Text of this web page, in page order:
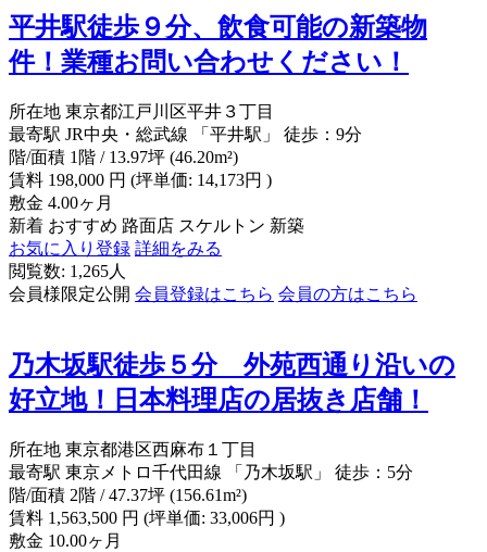
平井駅徒歩９分、飲食可能の新築物
件！業種お問い合わせください！
所在地 東京都江戸川区平井３丁目
最寄駅 JR中央・総武線 「平井駅」 徒歩：9分
階/面積 1階 / 13.97坪 (46.20m²)
賃料 198,000 円 (坪単価: 14,173円 )
敷金 4.00ヶ月
新着 おすすめ 路面店 スケルトン 新築
お気に入り登録 詳細をみる
閲覧数: 1,265人
会員様限定公開 会員登録はこちら 会員の方はこちら
乃木坂駅徒歩５分 外苑西通り沿いの
好立地！日本料理店の居抜き店舗！
所在地 東京都港区西麻布１丁目
最寄駅 東京メトロ千代田線 「乃木坂駅」 徒歩：5分
階/面積 2階 / 47.37坪 (156.61m²)
賃料 1,563,500 円 (坪単価: 33,006円 )
敷金 10.00ヶ月